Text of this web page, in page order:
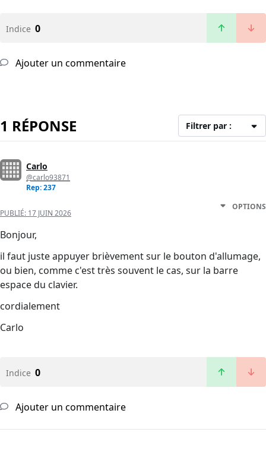
Indice 0
Ajouter un commentaire
1 RÉPONSE Filtrer par :
Carlo
@carlo93871
Rep: 237
PUBLIÉ: 17 JUIN 2026
OPTIONS
Bonjour,
il faut juste appuyer brièvement sur le bouton d'allumage,
ou bien, comme c'est très souvent le cas, sur la barre
espace du clavier.
cordialement
Carlo
Indice 0
Ajouter un commentaire